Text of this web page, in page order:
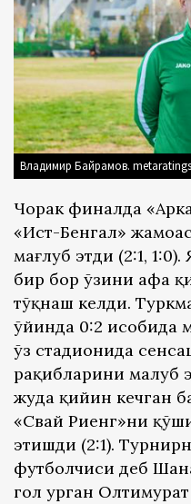
Владимир Байрамов.
Чорак финалда
«Ист-Бенгал»
мағлуб этди (2:1,
бир бор ўзини ҳафа
тўқнаш келди.
ўйинда 0:2 ҳисобида
ўз стадионида
рақибларини
жуда қийин кечган
«Свай Риенг»ни
этишди (2:1).
футболчиси деб
гол урган